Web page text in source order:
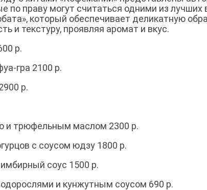
по праву могут считаться одними из лучших
который обеспечивает деликатную
и текстуру, проявляя аромат и вкус.
р.
гра 2100 р.
р.
и трюфельным маслом 2300 р.
с соусом юдзу 1800 р.
соус 1500 р.
и кунжутным соусом 690 р.